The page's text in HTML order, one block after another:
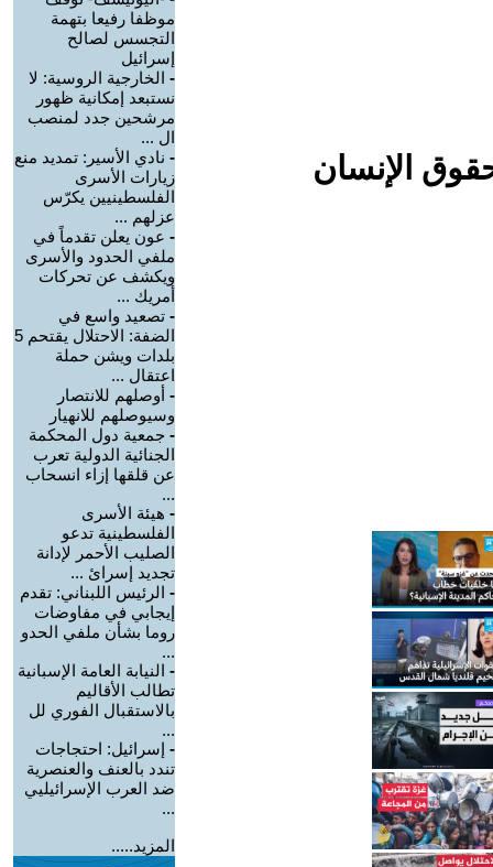
الإنسان
موظفا رفيعا بتهمة
التجسس لصالح
إسرائيل
- الخارجية الروسية: لا
نستبعد إمكانية ظهور
مرشحين جدد لمنصب
ال ...
- نادي الأسير: تمديد منع
زيارات الأسرى
الفلسطينيين يكرّس
عزلهم ...
- عون يعلن تقدماً في
ملفي الحدود والأسرى
ويكشف عن تحركات
أمريك ...
- تصعيد واسع في
الضفة: الاحتلال يقتحم 5
بلدات ويشن حملة
اعتقال ...
- أوصلهم للانتصار
وسيوصلهم للانهيار
- جمعية دول المحكمة
الجنائية الدولية تعرب
عن قلقها إزاء انسحاب
...
- هيئة الأسرى
الفلسطينية تدعو
الصليب الأحمر لإدانة
تجديد إسرائ ...
- الرئيس اللبناني: تقدم
إيجابي في مفاوضات
روما بشأن ملفي الحدو
...
- النيابة العامة الإسبانية
تطالب الأقاليم
بالاستقبال الفوري لل
...
- إسرائيل: احتجاجات
تندد بالعنف والعنصرية
ضد العرب الإسرائيليي
...
المزيد.....